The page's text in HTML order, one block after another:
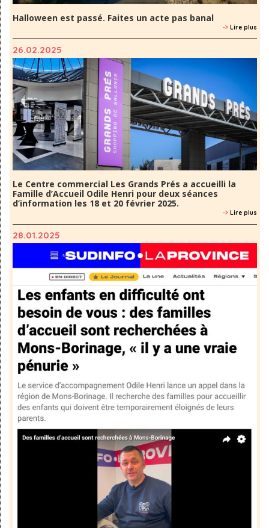
Halloween est passé. Faites un acte pas banal
-> Lire plus
26.02.2025
Le Centre commercial Les Grands Prés a accueilli la
Famille d’Accueil Odile Henri pour deux séances
d’information les 18 et 20 février 2025.
-> Lire plus
28.01.2025